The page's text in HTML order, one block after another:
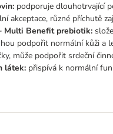
podporuje dlouhotrvající
akceptace, různé příchutě
Multi Benefit prebiotik:
podpořit normální kůži a
může podpořit srdeční
látek: přispívá k normální